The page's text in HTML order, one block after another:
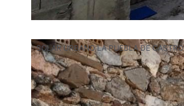
SOLAR URBANO LA PUEBLA DE CASTRO